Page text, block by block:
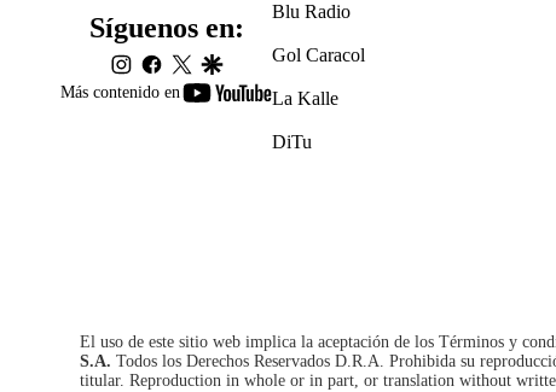
Más contenido en
youtube-
Síguenos en:
instagram
facebook
twittergoogle
Blu Radio
Gol Caracol
La Kalle
DiTu
El uso de este sitio web implica la aceptación de los Términos y
S.A. Todos los Derechos Reservados D.R.A. Prohibida su
titular. Reproduction in whole or in part, or translation without